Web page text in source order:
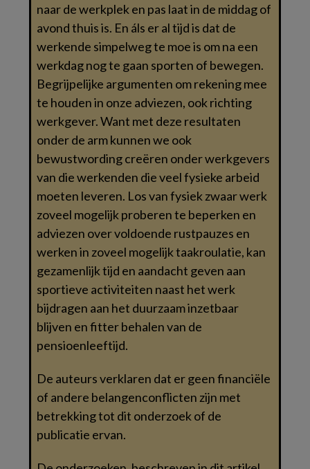
naar de werkplek en pas laat in de middag of
avond thuis is. En áls er al tijd is dat de
werkende simpelweg te moe is om na een
werkdag nog te gaan sporten of bewegen.
Begrijpelijke argumenten om rekening mee
te houden in onze adviezen, ook richting
werkgever. Want met deze resultaten
onder de arm kunnen we ook
bewustwording creëren onder werkgevers
van die werkenden die veel fysieke arbeid
moeten leveren. Los van fysiek zwaar werk
zoveel mogelijk proberen te beperken en
adviezen over voldoende rustpauzes en
werken in zoveel mogelijk taakroulatie, kan
gezamenlijk tijd en aandacht geven aan
sportieve activiteiten naast het werk
bijdragen aan het duurzaam inzetbaar
blijven en fitter behalen van de
pensioenleeftijd.
De auteurs verklaren dat er geen financiële
of andere belangenconflicten zijn met
betrekking tot dit onderzoek of de
publicatie ervan.